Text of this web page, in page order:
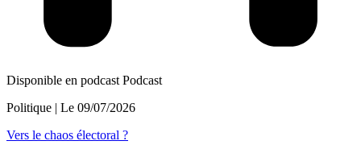
Disponible en podcast Podcast
Politique | Le 09/07/2026
Vers le chaos électoral ?